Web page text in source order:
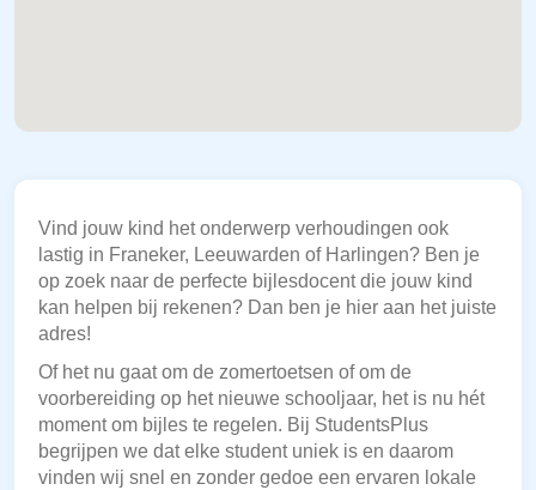
Vind jouw kind het onderwerp verhoudingen ook
lastig in Franeker, Leeuwarden of Harlingen? Ben je
op zoek naar de perfecte bijlesdocent die jouw kind
kan helpen bij rekenen? Dan ben je hier aan het juiste
adres!
Of het nu gaat om de zomertoetsen of om de
voorbereiding op het nieuwe schooljaar, het is nu hét
moment om bijles te regelen. Bij StudentsPlus
begrijpen we dat elke student uniek is en daarom
vinden wij snel en zonder gedoe een ervaren lokale